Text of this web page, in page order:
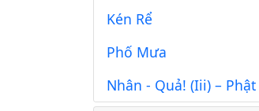
Kén Rể
Phố Mưa